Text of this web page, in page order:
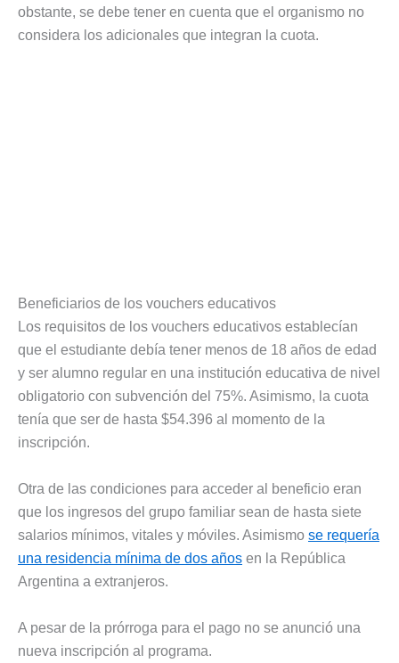
obstante, se debe tener en cuenta que el organismo no
considera los adicionales que integran la cuota.
Beneficiarios de los vouchers educativos
Los requisitos de los vouchers educativos establecían
que el estudiante debía tener menos de 18 años de edad
y ser alumno regular en una institución educativa de nivel
obligatorio con subvención del 75%. Asimismo, la cuota
tenía que ser de hasta $54.396 al momento de la
inscripción.
Otra de las condiciones para acceder al beneficio eran
que los ingresos del grupo familiar sean de hasta siete
salarios mínimos, vitales y móviles. Asimismo se requería
una residencia mínima de dos años en la República
Argentina a extranjeros.
A pesar de la prórroga para el pago no se anunció una
nueva inscripción al programa.